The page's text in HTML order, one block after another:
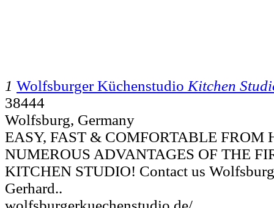
1 Wolfsburger Küchenstudio Kitchen
38444
Wolfsburg, Germany
EASY, FAST & COMFORTABLE FROM
NUMEROUS ADVANTAGES OF THE
KITCHEN STUDIO! Contact us
Gerhard..